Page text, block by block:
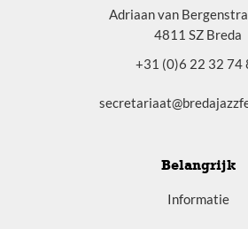
Adriaan van
4811 SZ Breda
+31 (0)6 22 32 74
Belangrijk
Informatie